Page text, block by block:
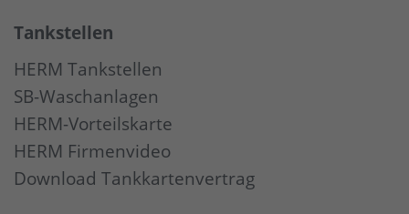
Tankstellen
HERM Tankstellen
SB-Waschanlagen
HERM-Vorteilskarte
HERM Firmenvideo
Download Tankkartenvertrag